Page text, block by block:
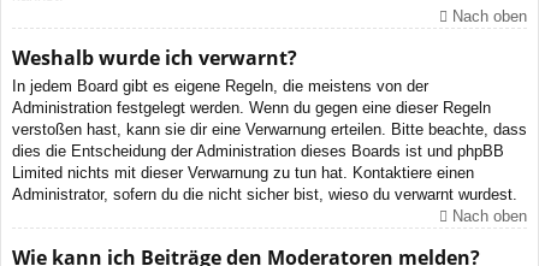
Nach oben
Weshalb wurde ich verwarnt?
In jedem Board gibt es eigene Regeln, die meistens von der
Administration festgelegt werden. Wenn du gegen eine dieser Regeln
verstoßen hast, kann sie dir eine Verwarnung erteilen. Bitte beachte, dass
dies die Entscheidung der Administration dieses Boards ist und phpBB
Limited nichts mit dieser Verwarnung zu tun hat. Kontaktiere einen
Administrator, sofern du die nicht sicher bist, wieso du verwarnt wurdest.
Nach oben
Wie kann ich Beiträge den Moderatoren melden?